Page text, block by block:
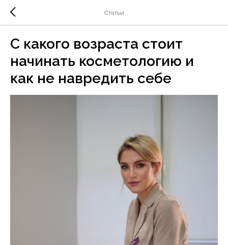
Статьи
С какого возраста стоит
начинать косметологию и
как не навредить себе